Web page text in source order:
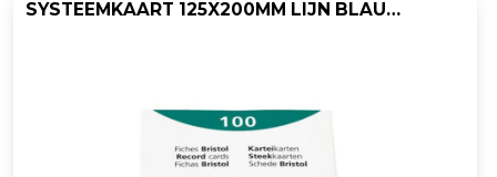
SYSTEEMKAART 125X200MM LIJN BLAUW/PK100